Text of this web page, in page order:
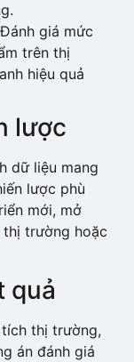
giá mức
trên thị
hiệu quả
lược
dữ liệu mang
lược phù
mới, mở
trường hoặc
quả
thị trường,
án đánh giá